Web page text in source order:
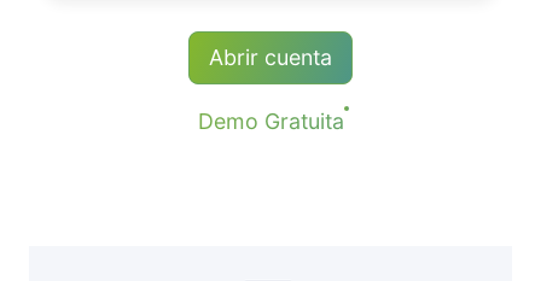
Abrir cuenta
Demo Gratuita